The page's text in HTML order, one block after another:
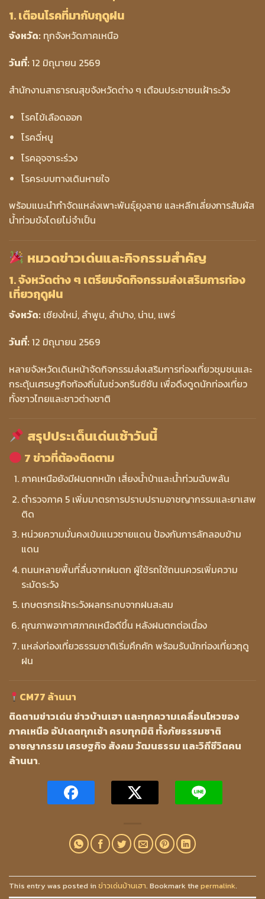
1. เตือนโรคที่มากับฤดูฝน
จังหวัด: ทุกจังหวัดภาคเหนือ
วันที่: 12 มิถุนายน 2569
สำนักงานสาธารณสุขจังหวัดต่าง ๆ เตือนประชาชนเฝ้าระวัง
โรคไข้เลือดออก
โรคฉี่หนู
โรคอุจจาระร่วง
โรคระบบทางเดินหายใจ
พร้อมแนะนำกำจัดแหล่งเพาะพันธุ์ยุงลาย และหลีกเลี่ยงการสัมผัส
น้ำท่วมขังโดยไม่จำเป็น
หมวดข่าวเด่นและกิจกรรมสำคัญ
1. จังหวัดต่าง ๆ เตรียมจัดกิจกรรมส่งเสริมการท่อง
เที่ยวฤดูฝน
จังหวัด: เชียงใหม่, ลำพูน, ลำปาง, น่าน, แพร่
วันที่: 12 มิถุนายน 2569
หลายจังหวัดเดินหน้าจัดกิจกรรมส่งเสริมการท่องเที่ยวชุมชนและ
กระตุ้นเศรษฐกิจท้องถิ่นในช่วงกรีนซีซัน เพื่อดึงดูดนักท่องเที่ยว
ทั้งชาวไทยและชาวต่างชาติ
สรุปประเด็นเด่นเช้าวันนี้
7 ข่าวที่ต้องติดตาม
ภาคเหนือยังมีฝนตกหนัก เสี่ยงน้ำป่าและน้ำท่วมฉับพลัน
ตำรวจภาค 5 เพิ่มมาตรการปราบปรามอาชญากรรมและยาเสพ
ติด
หน่วยความมั่นคงเข้มแนวชายแดน ป้องกันการลักลอบข้าม
แดน
ถนนหลายพื้นที่ลื่นจากฝนตก ผู้ใช้รถใช้ถนนควรเพิ่มความ
ระมัดระวัง
เกษตรกรเฝ้าระวังผลกระทบจากฝนสะสม
คุณภาพอากาศภาคเหนือดีขึ้น หลังฝนตกต่อเนื่อง
แหล่งท่องเที่ยวธรรมชาติเริ่มคึกคัก พร้อมรับนักท่องเที่ยวฤดู
ฝน
CM77 ล้านนา
ติดตามข่าวเด่น ข่าวบ้านเฮา และทุกความเคลื่อนไหวของ
ภาคเหนือ อัปเดตทุกเช้า ครบทุกมิติ ทั้งภัยธรรมชาติ
อาชญากรรม เศรษฐกิจ สังคม วัฒนธรรม และวิถีชีวิตคน
ล้านนา.
This entry was posted in ข่าวเด่นบ้านเฮา. Bookmark the permalink.